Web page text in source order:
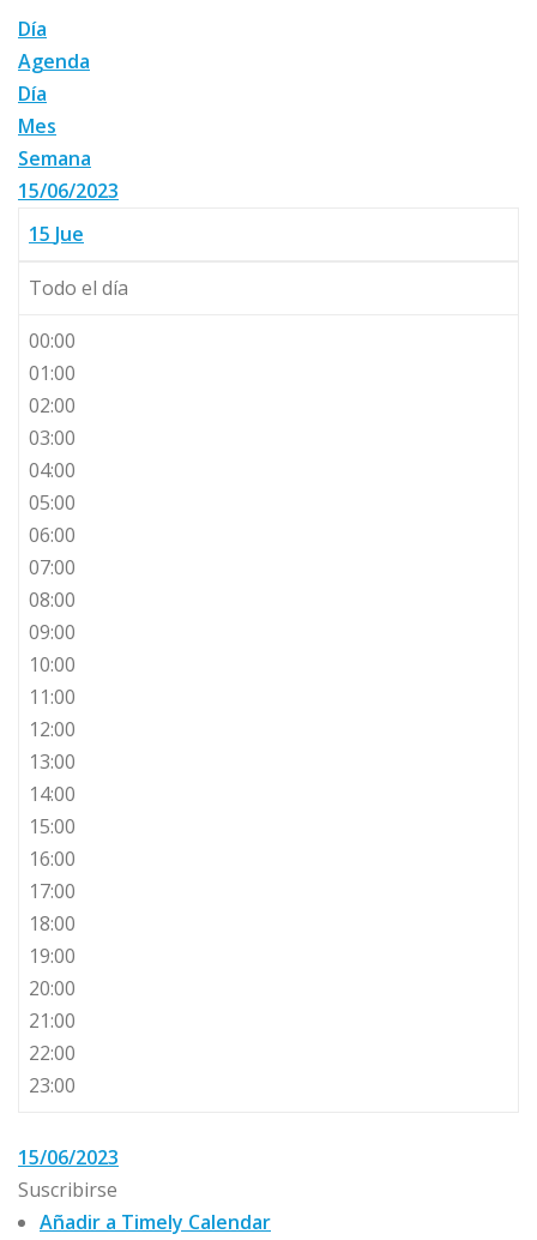
Día
Agenda
Día
Mes
Semana
15/06/2023
15 Jue
Todo el día
00:00
01:00
02:00
03:00
04:00
05:00
06:00
07:00
08:00
09:00
10:00
11:00
12:00
13:00
14:00
15:00
16:00
17:00
18:00
19:00
20:00
21:00
22:00
23:00
15/06/2023
Suscribirse
Añadir a Timely Calendar